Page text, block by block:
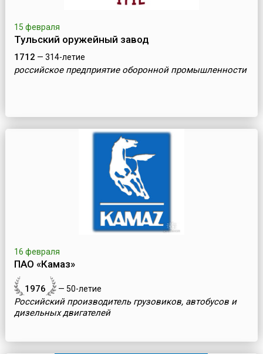
15 февраля
Тульский оружейный завод
1712 — 314-летие
российское предприятие оборонной промышленности
16 февраля
ПАО «Камаз»
1976 — 50-летие
Российский производитель грузовиков, автобусов и
дизельных двигателей